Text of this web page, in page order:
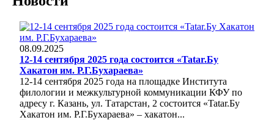
08.09.2025
12-14 сентября 2025 года состоится «Tatar.Бу
Хакатон им. Р.Г.Бухараева»
12-14 сентября 2025 года на площадке Института
филологии и межкультурной коммуникации КФУ по
адресу г. Казань, ул. Татарстан, 2 состоится «Tatar.Бу
Хакатон им. Р.Г.Бухараева» – хакатон...